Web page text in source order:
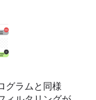
グラムと同様